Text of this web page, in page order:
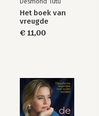
Het boek van
vreugde
€ 11,00